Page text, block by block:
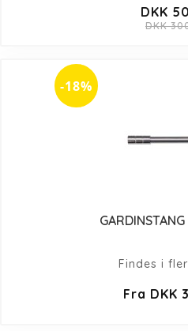
DKK
DKK
-18%
Findes i
Fra DKK